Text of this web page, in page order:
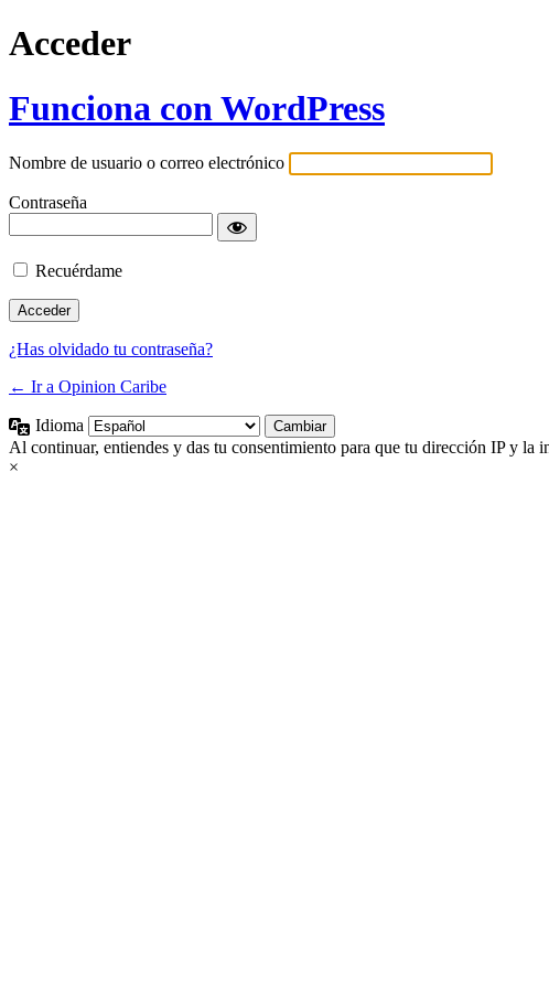
Acceder
Funciona con WordPress
Nombre de usuario o correo electrónico
Contraseña
Recuérdame
¿Has olvidado tu contraseña?
← Ir a Opinion Caribe
Idioma
Al continuar, entiendes y das tu consentimiento para que tu dirección IP y la
×